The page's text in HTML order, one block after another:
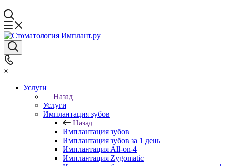
×
Услуги
Назад
Услуги
Имплантация зубов
Назад
Имплантация зубов
Имплантация зубов за 1 день
Имплантация All-on-4
Имплантация Zygomatic